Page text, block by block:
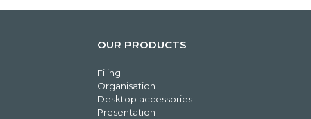
OUR PRODUCTS
Filing
Organisation
Desktop accessories
Presentation